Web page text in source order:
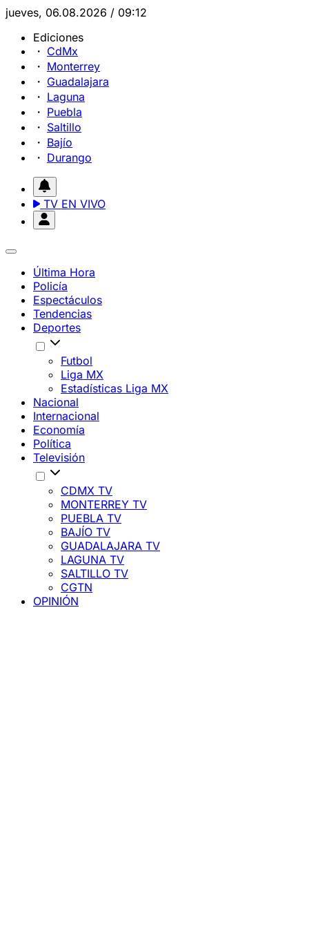
jueves, 06.08.2026 / 09:12
Ediciones
CdMx
Monterrey
Guadalajara
Laguna
Puebla
Saltillo
Bajío
Durango
TV EN VIVO
Última Hora
Policía
Espectáculos
Tendencias
Deportes
Futbol
Liga MX
Estadísticas Liga MX
Nacional
Internacional
Economía
Política
Televisión
CDMX TV
MONTERREY TV
PUEBLA TV
BAJÍO TV
GUADALAJARA TV
LAGUNA TV
SALTILLO TV
CGTN
OPINIÓN